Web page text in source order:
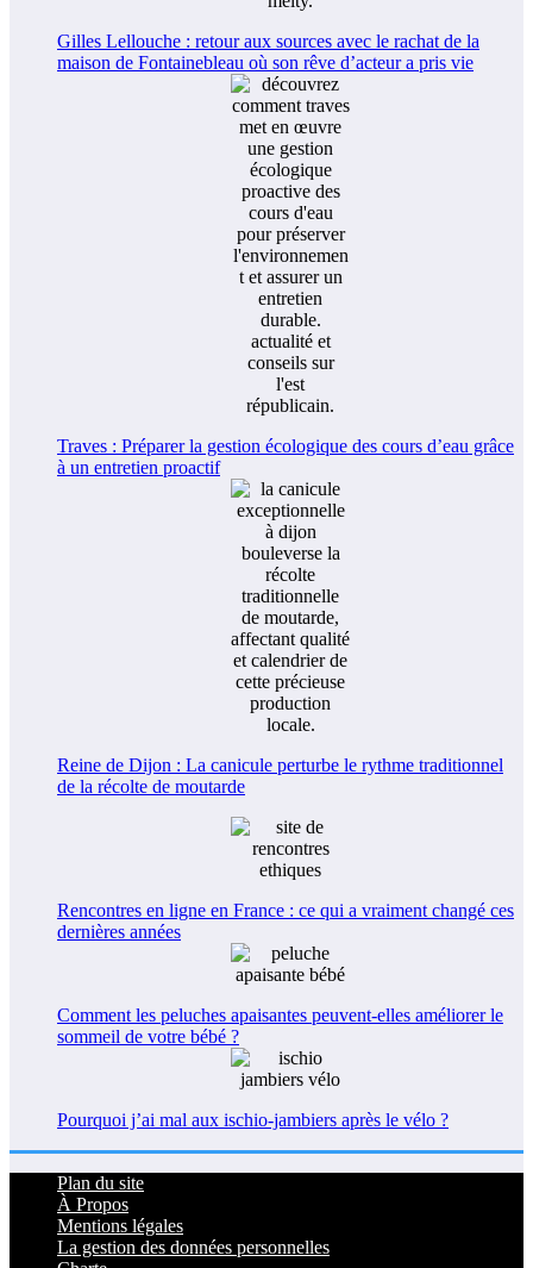
Gilles Lellouche : retour aux sources avec le rachat de la
maison de Fontainebleau où son rêve d’acteur a pris vie
Traves : Préparer la gestion écologique des cours d’eau grâce
à un entretien proactif
Reine de Dijon : La canicule perturbe le rythme traditionnel
de la récolte de moutarde
Rencontres en ligne en France : ce qui a vraiment changé ces
dernières années
Comment les peluches apaisantes peuvent-elles améliorer le
sommeil de votre bébé ?
Pourquoi j’ai mal aux ischio-jambiers après le vélo ?
Plan du site
À Propos
Mentions légales
La gestion des données personnelles